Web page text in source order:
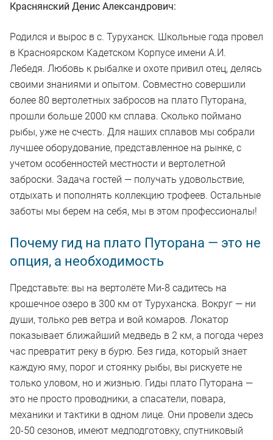
Краснянский Денис Александрович:
Родился и вырос в с. Туруханск. Школьные года провел
в Красноярском Кадетском Корпусе имени А.И.
Лебедя. Любовь к рыбалке и охоте привил отец, делясь
своими знаниями и опытом. Совместно совершили
более 80 вертолетных забросов на плато Путорана,
прошли больше 2000 км сплава. Сколько поймано
рыбы, уже не счесть. Для наших сплавов мы собрали
лучшее оборудование, представленное на рынке, с
учетом особенностей местности и вертолетной
заброски. Задача гостей — получать удовольствие,
отдыхать и пополнять коллекцию трофеев. Остальные
заботы мы берем на себя, мы в этом профессионалы!
Почему гид на плато Путорана — это не
опция, а необходимость
Представьте: вы на вертолёте Ми-8 садитесь на
крошечное озеро в 300 км от Туруханска. Вокруг — ни
души, только рев ветра и вой комаров. Локатор
показывает ближайший медведь в 2 км, а погода через
час превратит реку в бурю. Без гида, который знает
каждую яму, порог и стоянку рыбы, вы рискуете не
только уловом, но и жизнью. Гиды плато Путорана —
это не просто проводники, а спасатели, повара,
механики и тактики в одном лице. Они провели здесь
20-50 сезонов, имеют медподготовку, спутниковый